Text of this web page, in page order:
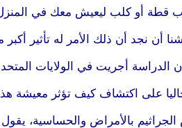
قطة أو كلب ليعيش معك في المنزل
أن نجد أن ذلك الأمر له تأثير
أجريت في الولايات
على اكتشاف كيف تؤثر معيشة
الجراثيم بالأمراض والحساسية،